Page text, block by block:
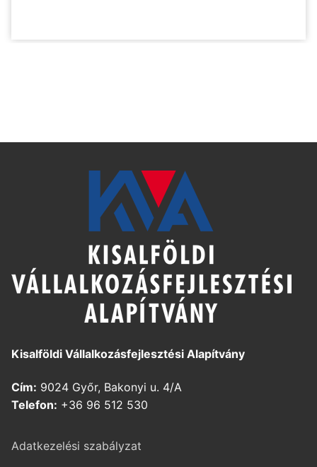
Kisalföldi Vállalkozásfejlesztési Alapítvány
Cím: 9024 Győr, Bakonyi u. 4/A
Telefon: +36 96 512 530
Adatkezelési szabályzat